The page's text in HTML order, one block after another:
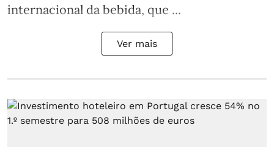
internacional da bebida, que ...
Ver mais